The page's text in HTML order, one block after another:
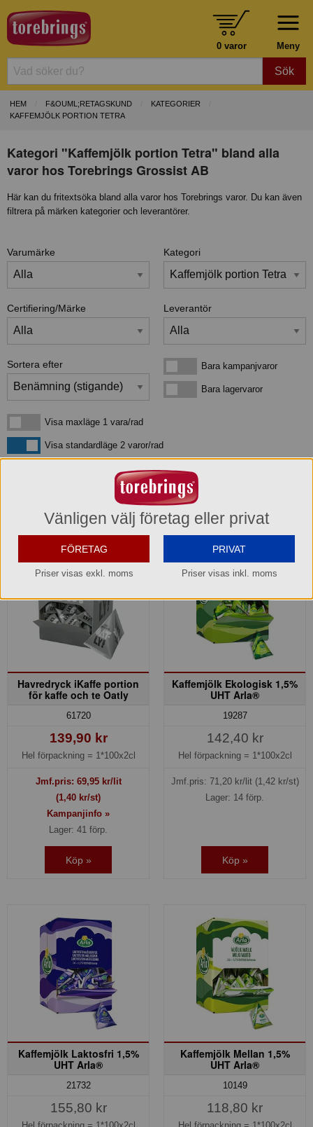
Meny
0 varor
Sök
HEM F&OUML;RETAGSKUND
KATEGORIER
KAFFEMJÖLK PORTION TETRA
Kategori "Kaffemjölk portion Tetra" bland alla
varor hos Torebrings Grossist AB
Här kan du fritextsöka bland alla varor hos Torebrings varor. Du kan även
filtrera på märken kategorier och leverantörer.
Varumärke Kategori
Certifiering/Märke Leverantör
Sortera efter Bara kampanjvarorBara kampanjvaror
Bara lagervarorBara lagervaror
Visa maxläge 1 vara/rad
Visa maxläge 1 vara/rad
Visa standardlägeVisa standardläge 2 varor/rad
som matchar din sökning:
Kampanj! -9%
Havredryck iKaffe portion
för kaffe och te Oatly
61720
139,90 kr
Hel förpackning = 1*100x2cl
Jmf.pris: 69,95kr/lit
(1,40 kr/st)
Kampanjinfo »
Lager: 41 förp.
Köp »
Kaffemjölk Ekologisk 1,5%
UHT Arla®
19287
142,40 kr
Hel förpackning = 1*100x2cl
Jmf.pris: 71,20kr/lit (1,42 kr/st)
Lager: 14 förp.
Köp »
Kaffemjölk Laktosfri 1,5%
UHT Arla®
21732
155,80 kr
Kaffemjölk Mellan 1,5%
UHT Arla®
10149
118,80 kr
Vänligen välj företag eller privat
FÖRETAG
Priser visas exkl. moms
PRIVAT
Priser visas inkl. moms